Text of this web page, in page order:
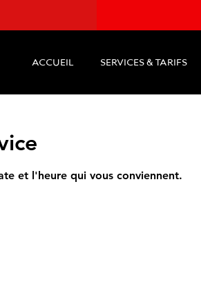
ACCUEIL SERVICES & TARIFS
et l'heure qui vous conviennent.